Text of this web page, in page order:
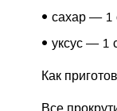
сахар — 1
уксус — 1
Как